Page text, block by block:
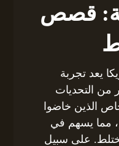
قصص
يعد تجربة
من التحديات
الذين خاضوا
مما يسهم في
على سبيل